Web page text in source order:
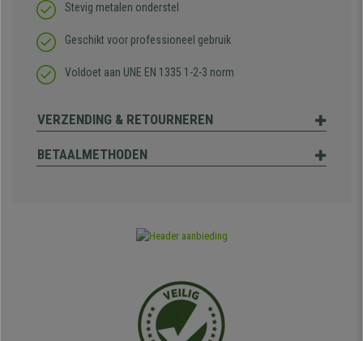
Stevig metalen onderstel
Geschikt voor professioneel gebruik
Voldoet aan UNE EN 1335 1-2-3 norm
VERZENDING & RETOURNEREN
BETAALMETHODEN